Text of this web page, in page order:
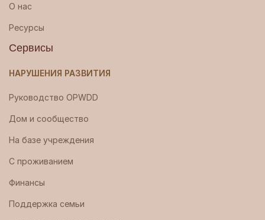
О нас
Ресурсы
Сервисы
НАРУШЕНИЯ РАЗВИТИЯ
Руководство OPWDD
Дом и сообщество
На базе учреждения
С проживанием
Финансы
Поддержка семьи